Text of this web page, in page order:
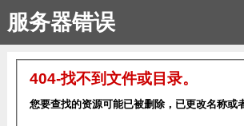
服务器错误
404-找不到文件或目录。
您要查找的资源可能已被删除，已更改名称或